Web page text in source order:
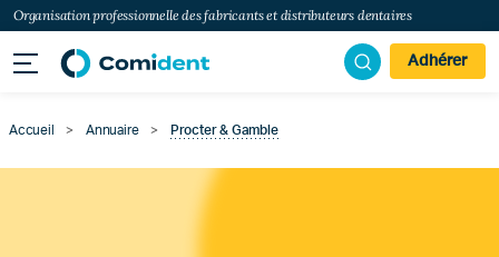
Organisation professionnelle des fabricants et distributeurs dentaires
Adhérer
Accueil > Annuaire > Procter & Gamble